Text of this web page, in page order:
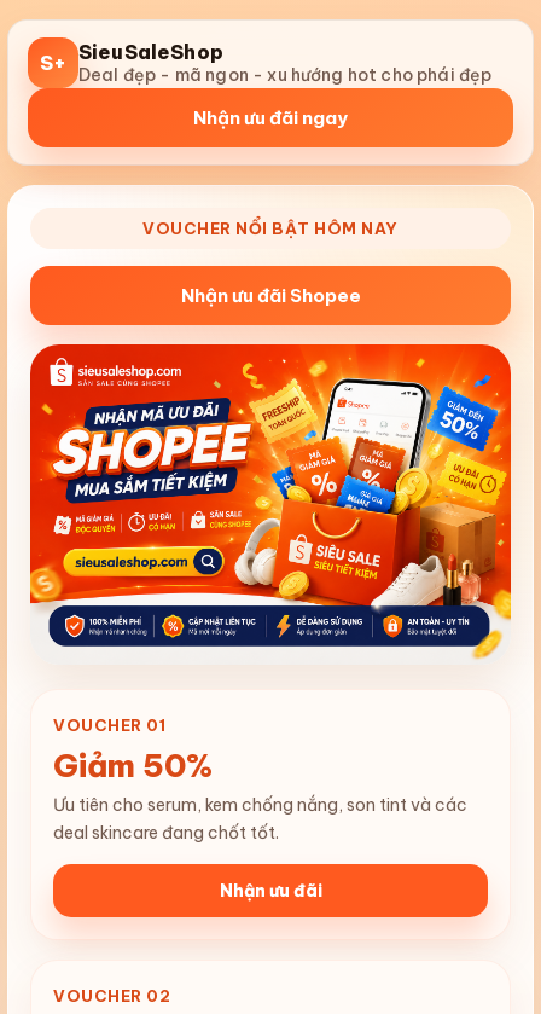
S+ SieuSaleShop
Deal đẹp - mã ngon - xu hướng hot cho phái đẹp
Nhận ưu đãi ngay
VOUCHER NỔI BẬT HÔM NAY
Nhận ưu đãi Shopee
VOUCHER 01
Giảm 50%
Ưu tiên cho serum, kem chống nắng, son tint và các
deal skincare đang chốt tốt.
Nhận ưu đãi
VOUCHER 02